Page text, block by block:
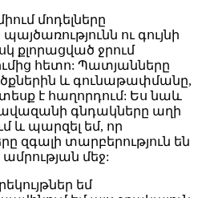
մոդելները
ու գույնի
քլորացված ջրում
հետո: Պատյանները
և գունաթափմանը,
է հաղորդում: Ես նաև
գնդակները աղի
և պարզել եմ, որ
զգալի տարբերություն են
մեջ:
եմ